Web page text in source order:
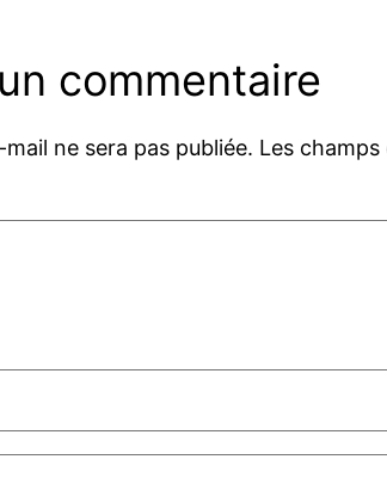
commentaire
ne sera pas publiée. Les